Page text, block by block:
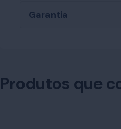
Garantia
Produtos que